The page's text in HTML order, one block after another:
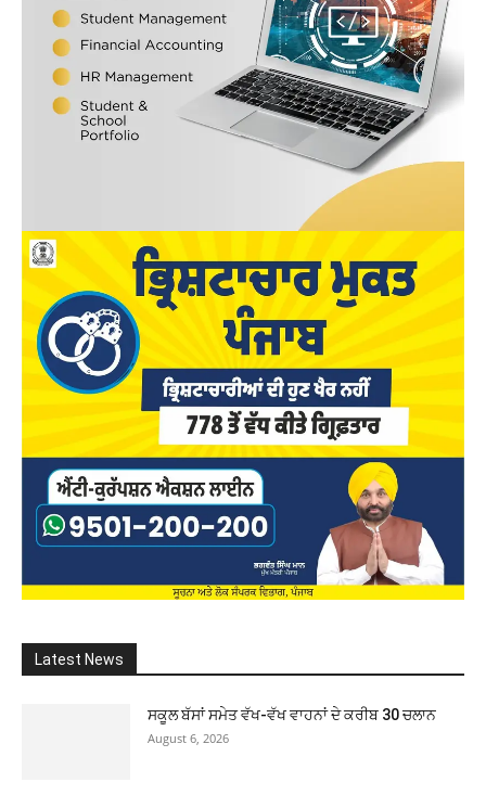
Latest News
ਸਕੂਲ ਬੱਸਾਂ ਸਮੇਤ ਵੱਖ-ਵੱਖ ਵਾਹਨਾਂ ਦੇ ਕਰੀਬ 30 ਚਲਾਨ
August 6, 2026